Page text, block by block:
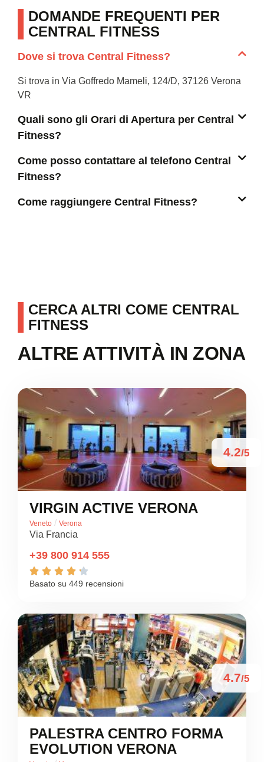
DOMANDE FREQUENTI PER
CENTRAL FITNESS
Dove si trova Central Fitness?
Si trova in Via Goffredo Mameli, 124/D, 37126 Verona
VR
Quali sono gli Orari di Apertura per Central
Fitness?
Come posso contattare al telefono Central
Fitness?
Come raggiungere Central Fitness?
CERCA ALTRI COME CENTRAL
FITNESS
ALTRE ATTIVITÀ IN ZONA
4.2/5
VIRGIN ACTIVE VERONA
Veneto / Verona
Via Francia
+39 800 914 555
    
Basato su 449 recensioni
4.7/5
PALESTRA CENTRO FORMA
EVOLUTION VERONA